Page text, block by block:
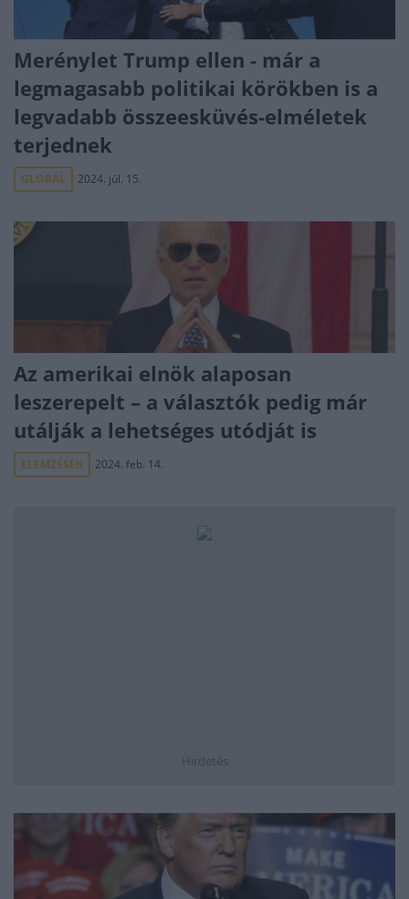
Merénylet Trump ellen - már a
legmagasabb politikai körökben is a
legvadabb összeesküvés-elméletek
terjednek
GLOBÁL 2024. júl. 15.
Az amerikai elnök alaposan
leszerepelt – a választók pedig már
utálják a lehetséges utódját is
ELEMZÉSEK 2024. feb. 14.
Hirdetés